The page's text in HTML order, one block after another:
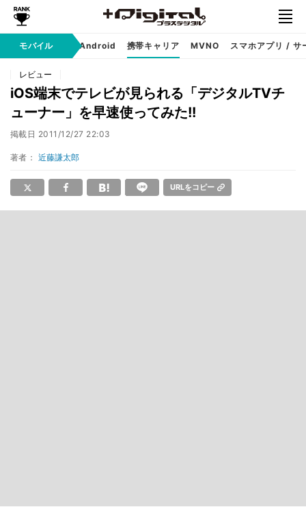
モバイル
iPhone Android 携帯キャリア MVNO スマホアプリ / サ
レビュー
iOS端末でテレビが見られる「デジタルTVチ
ューナー」を早速使ってみた!!
掲載日 2011/12/27 22:03
著者： 近藤謙太郎
URLをコピー